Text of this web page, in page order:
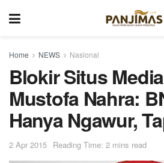
Home NEWS Nasional
Blokir Situs
Mustofa Nahra:
Hanya Ngawur,
2 Apr 2015 Reading Time: 2 mins read